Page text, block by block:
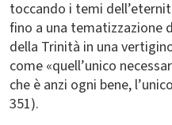
toccando i temi
fino a una tematizzazione
della Trinità in una
come «quell’unico
che è anzi ogni bene,
351).